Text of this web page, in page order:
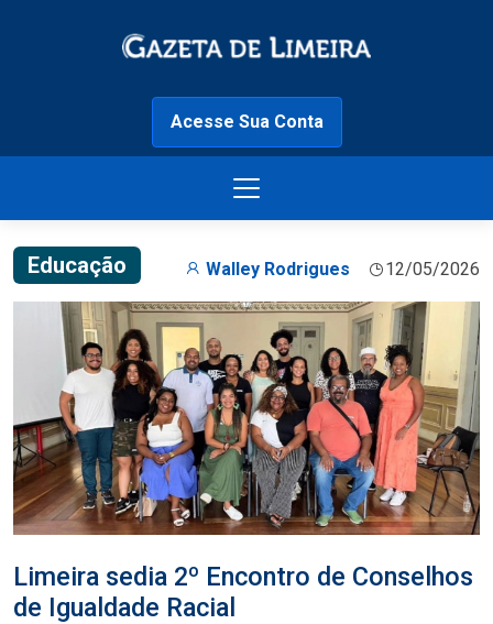
Acesse Sua Conta
Educação Walley Rodrigues 12/05/2026
Limeira sedia 2º Encontro de Conselhos
de Igualdade Racial